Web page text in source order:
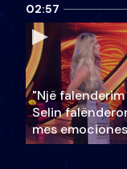
02:57
"Një
Selin
mes